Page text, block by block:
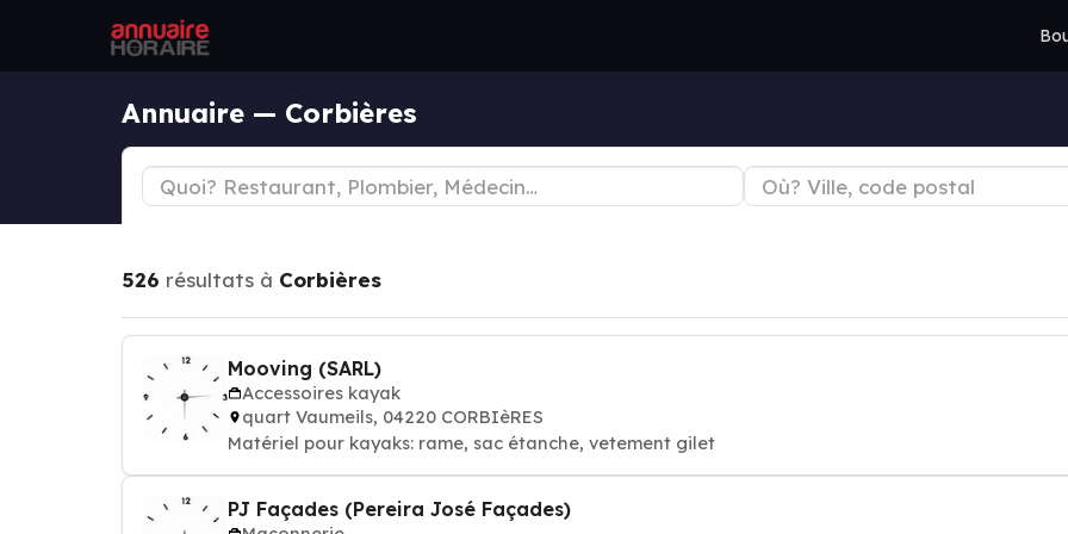
Annuaire — Corbières
526 résultats à Corbières
Mooving (SARL)
Accessoires kayak
quart Vaumeils, 04220 CORBIèRES
Matériel pour kayaks: rame, sac étanche, vetement gilet
PJ Façades (Pereira José Façades)